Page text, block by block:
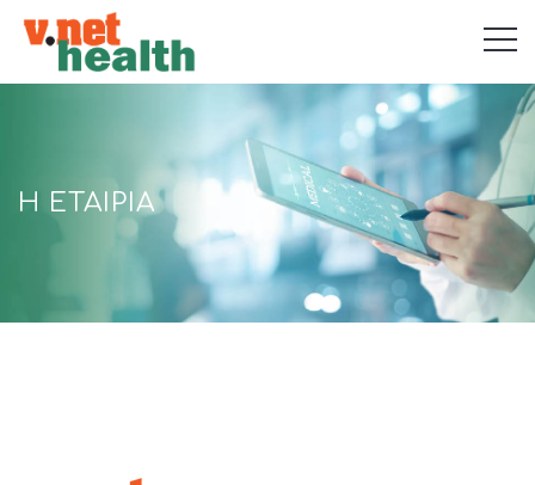
Η ΕΤΑΙΡΙΑ